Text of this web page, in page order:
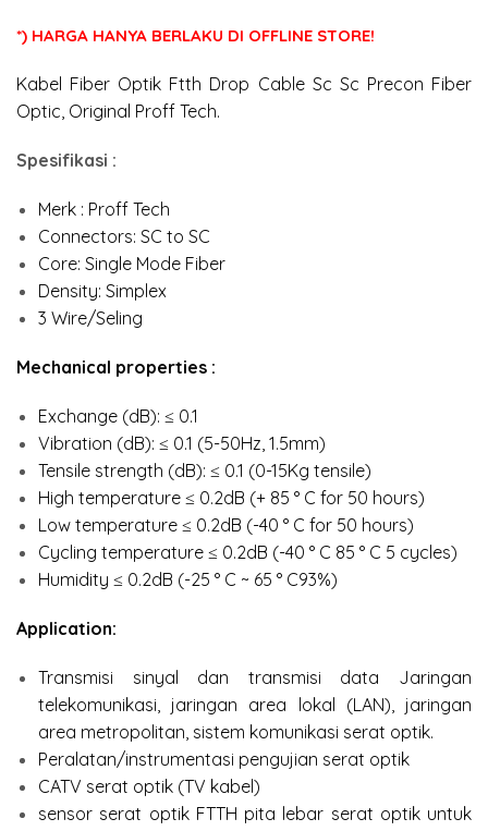
*) HARGA HANYA BERLAKU DI OFFLINE STORE!
Kabel Fiber Optik Ftth Drop Cable Sc Sc Precon Fiber
Optic, Original Proff Tech.
Spesifikasi :
Merk : Proff Tech
Connectors: SC to SC
Core: Single Mode Fiber
Density: Simplex
3 Wire/Seling
Mechanical properties :
Exchange (dB): ≤ 0.1
Vibration (dB): ≤ 0.1 (5-50Hz, 1.5mm)
Tensile strength (dB): ≤ 0.1 (0-15Kg tensile)
High temperature ≤ 0.2dB (+ 85 ° C for 50 hours)
Low temperature ≤ 0.2dB (-40 ° C for 50 hours)
Cycling temperature ≤ 0.2dB (-40 ° C 85 ° C 5 cycles)
Humidity ≤ 0.2dB (-25 ° C ~ 65 ° C93%)
Application:
Transmisi sinyal dan transmisi data Jaringan
telekomunikasi, jaringan area lokal (LAN), jaringan
area metropolitan, sistem komunikasi serat optik.
Peralatan/instrumentasi pengujian serat optik
CATV serat optik (TV kabel)
sensor serat optik FTTH pita lebar serat optik untuk